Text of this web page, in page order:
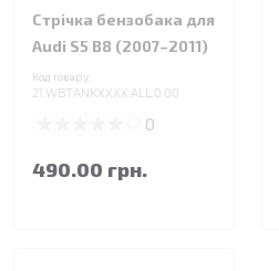
Стрічка бензобака для
Audi S5 B8 (2007–2011)
Код товару:
21.WBTANKXXXX.ALL.0.00
0
490.00 грн.